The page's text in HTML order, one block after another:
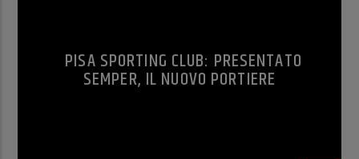
PISA SPORTING CLUB: PRESENTATO
SEMPER, IL NUOVO PORTIERE